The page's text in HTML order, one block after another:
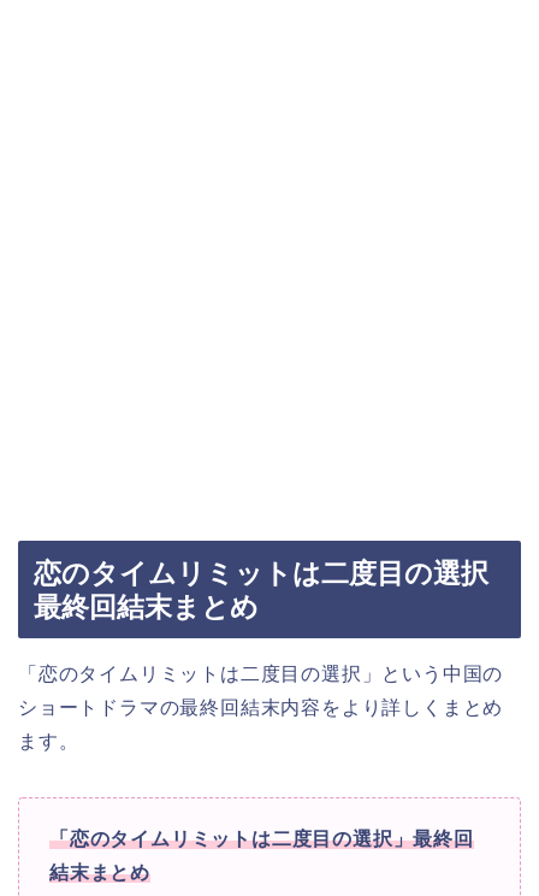
恋のタイムリミットは二度目の選択
最終回結末まとめ
「恋のタイムリミットは二度目の選択」という中国の
ショートドラマの最終回結末内容をより詳しくまとめ
ます。
「恋のタイムリミットは二度目の選択」最終回
結末まとめ